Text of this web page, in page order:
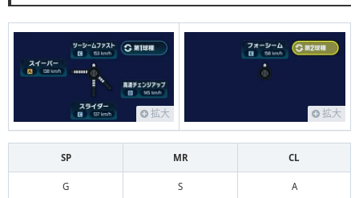
拡大 拡大
SP MR CL
G S A